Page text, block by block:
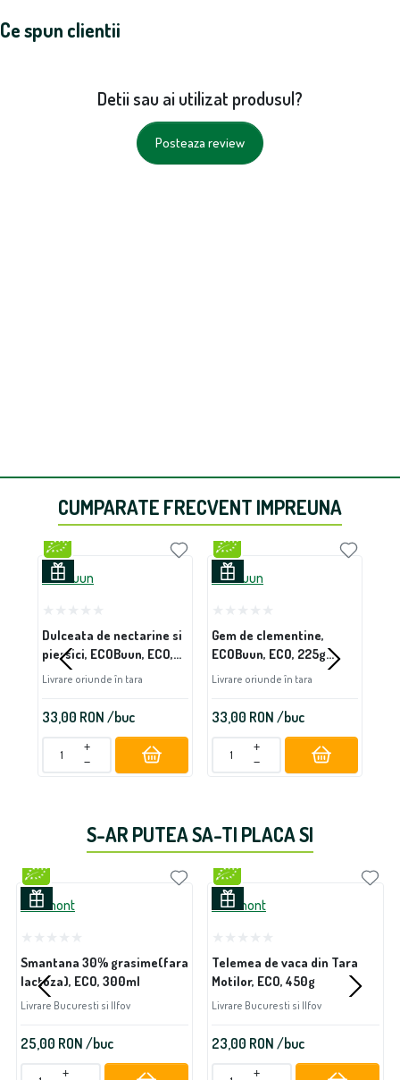
Ce spun clientii
Detii sau ai utilizat produsul?
Posteaza review
CUMPARATE FRECVENT IMPREUNA
ECOBuun
Dulceata de nectarine si
piersici, ECOBuun, ECO,
200g (fara zahar)
Livrare oriunde în tara
33,00 RON /buc
+
−
ECOBuun
Gem de clementine,
ECOBuun, ECO, 225g
(fara zahar)
Livrare oriunde în tara
33,00 RON /buc
+
−
S-AR PUTEA SA-TI PLACA SI
Lactmont
Smantana 30% grasime(fara
lactoza), ECO, 300ml
Livrare Bucuresti si Ilfov
25,00 RON /buc
+
Lactmont
Telemea de vaca din Tara
Motilor, ECO, 450g
Livrare Bucuresti si Ilfov
23,00 RON /buc
+